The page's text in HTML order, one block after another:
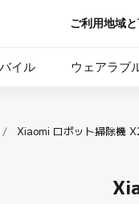
ご利用地域
イル ウェアラブ
/